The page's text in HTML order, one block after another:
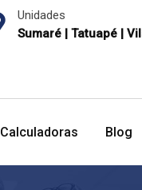
Unidades
Sumaré | Tatuapé |
Calculadoras Blog